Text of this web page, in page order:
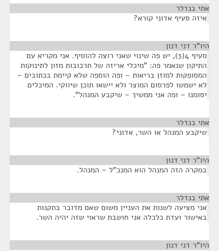
אתי בנדלר
איזה סעיף אדוני קורא?
היו"ר דני דנון
סעיף 4(3), יש פה שינוי שאני רוצה להוסיף. אני מקריא עם
התיקון שנאמר פה: "מיכלי אריזה של תרכובות מזון לתינוקות
המסופקות למוזן בריאות – ופה הוספה שלא קיימת בכתובים –
לא ישמשו לפרסום המוצר ולא יישאו תוכן שיווקי. המיכלים
יסומנו – ופה אני ממשיך – שיקבע המנהל".
אתי בנדלר
שיקבע המנהל או השר, אדוני?
היו"ר דני דנון
במקרה הזה המנהל הוא המנכ"ל – המנהל.
אתי בנדלר
אני מציעה לשנות את העניין משום שאם מדובר בתקנות
באישור ועדת כלכלה אני חושבת שראוי שזה יהיה השר.
היו"ר דני דנון